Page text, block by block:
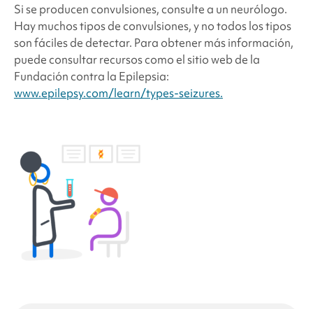
Si se producen convulsiones, consulte a un neurólogo.
Hay muchos tipos de convulsiones, y no todos los tipos
son fáciles de detectar. Para obtener más información,
puede consultar recursos como el sitio web de la
Fundación contra la Epilepsia:
www.epilepsy.com/learn/types-seizures.